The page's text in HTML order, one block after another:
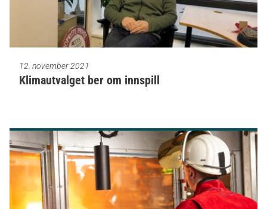
12. november 2021
Klimautvalget ber om innspill